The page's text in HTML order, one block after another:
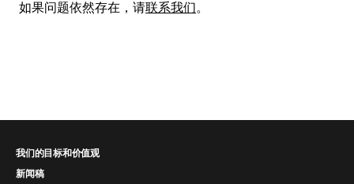
如果问题依然存在，请联系我们。
我们的目标和价值观
新闻稿